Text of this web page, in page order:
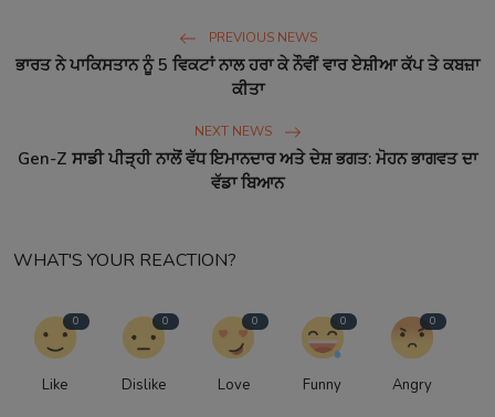
PREVIOUS NEWS
ਭਾਰਤ ਨੇ ਪਾਕਿਸਤਾਨ ਨੂੰ 5 ਵਿਕਟਾਂ ਨਾਲ ਹਰਾ ਕੇ ਨੌਵੀਂ ਵਾਰ ਏਸ਼ੀਆ ਕੱਪ ਤੇ ਕਬਜ਼ਾ
ਕੀਤਾ
NEXT NEWS
Gen-Z ਸਾਡੀ ਪੀੜ੍ਹੀ ਨਾਲੋਂ ਵੱਧ ਇਮਾਨਦਾਰ ਅਤੇ ਦੇਸ਼ ਭਗਤ: ਮੋਹਨ ਭਾਗਵਤ ਦਾ
ਵੱਡਾ ਬਿਆਨ
WHAT'S YOUR REACTION?
0
Like
0
Dislike
0
Love
0
Funny
0
Angry